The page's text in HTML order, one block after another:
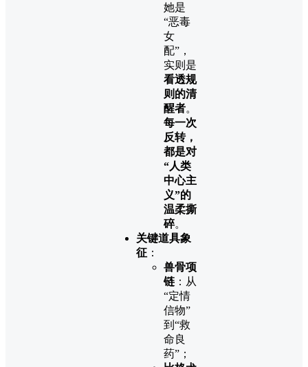
她是
“恶毒
女
配”，
实则是
看透规
则的清
醒者。
每一次
反转，
都是对
“人类
中心主
义”的
温柔撕
碎。
关键道具象
征 ：
兽骨项
链 ：从
“定情
信物”
到“救
命良
药”；